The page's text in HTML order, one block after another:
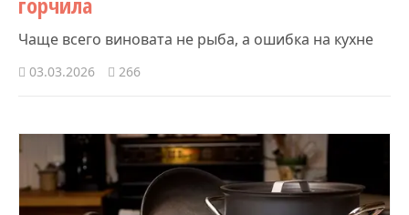
Чаще всего виновата не рыба, а ошибка на кухне
03.03.2026 266